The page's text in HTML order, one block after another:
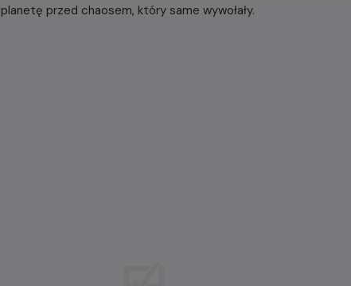
planetę przed chaosem, który same wywołały.